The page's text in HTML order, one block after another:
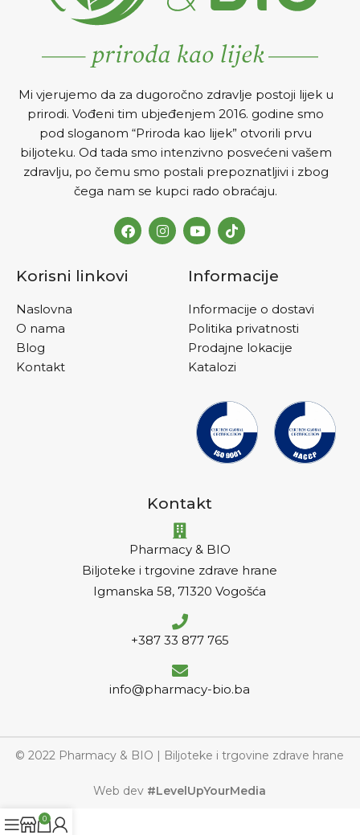
Mi vjerujemo da za dugoročno zdravlje postoji lijek u
prirodi. Vođeni tim ubjeđenjem 2016. godine smo
pod sloganom “Priroda kao lijek” otvorili prvu
biljoteku. Od tada smo intenzivno posvećeni vašem
zdravlju, po čemu smo postali prepoznatljivi i zbog
čega nam se kupci rado obraćaju.
Korisni linkovi
Naslovna
O nama
Blog
Kontakt
Informacije
Informacije o dostavi
Politika privatnosti
Prodajne lokacije
Katalozi
Kontakt
Pharmacy & BIO
Biljoteke i trgovine zdrave hrane
Igmanska 58, 71320 Vogošća
+387 33 877 765
info@pharmacy-bio.ba
© 2022 Pharmacy & BIO | Biljoteke i trgovine zdrave hrane
Web dev #LevelUpYourMedia
0